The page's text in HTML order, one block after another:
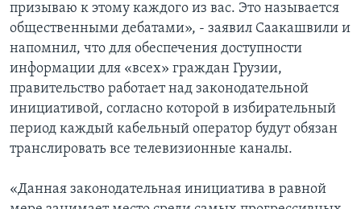
призываю к этому каждого из вас. Это называется
общественными дебатами», - заявил Саакашвили и
напомнил, что для обеспечения доступности
информации для «всех» граждан Грузии,
правительство работает над законодательной
инициативой, согласно которой в избирательный
период каждый кабельный оператор будут обязан
транслировать все телевизионные каналы.
«Данная законодательная инициатива в равной